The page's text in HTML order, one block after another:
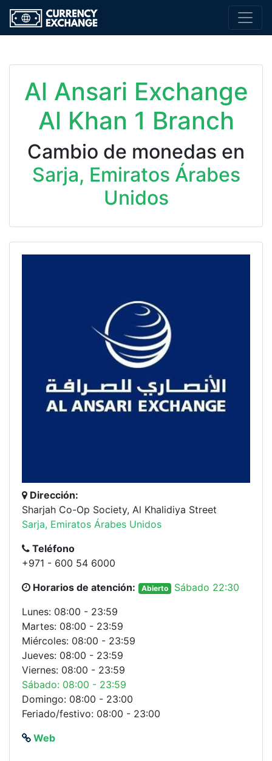
Al Ansari Exchange
Al Khan 1 Branch
Cambio de monedas en
Sarja, Emiratos Árabes
Unidos
Dirección:
Sharjah Co-Op Society, Al Khalidiya Street
Sarja, Emiratos Árabes Unidos
Teléfono
+971 - 600 54 6000
Horarios de atención:
Abierto
Sábado 22:30
Lunes: 08:00 - 23:59
Martes: 08:00 - 23:59
Miércoles: 08:00 - 23:59
Jueves: 08:00 - 23:59
Viernes: 08:00 - 23:59
Sábado: 08:00 - 23:59
Domingo: 08:00 - 23:00
Feriado/festivo: 08:00 - 23:00
Web